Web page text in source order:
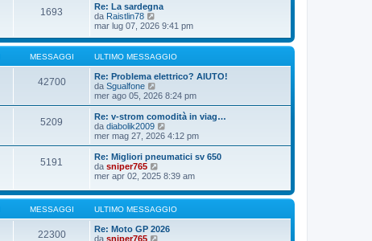
g
g
i
o
s
a
g
g
o
l
i
m
o
m
e
s
s
a
g
i
o
1693
Re: La sardegna
da Raistlin78
e
i
u
t
i
m
o
e
s
s
a
g
g
i
o
mar lug 07, 2026 9:41 pm
MESSAGGI ULTIMO MESSAGGIO
42700
Re: Problema elettrico? AIUTO!
da Sgualfone
e
d
i
u
l
m
o
m
e
s
s
a
g
g
mer ago 05, 2026 8:24 pm
5209
Re: v-strom comodità in viag…
da diabolik2009
e
d
i
l
i
m
o
m
e
mer mag 27, 2026 4:12 pm
5191
Re: Migliori pneumatici sv 650
da sniper765
e
i
l
i
mer apr 02, 2025 8:39 am
MESSAGGI ULTIMO MESSAGGIO
22300
Re: Moto GP 2026
da sniper765